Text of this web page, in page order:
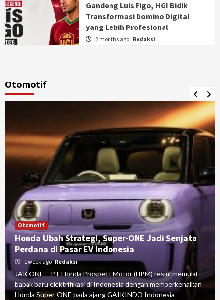
Gandeng Luis Figo, HGI Bidik
Transformasi Domino Digital
yang Lebih Profesional
2 months ago Redaksi
Otomotif
Otomotif
Honda Ubah Strategi, Super-ONE Jadi Senjata
Perdana di Pasar EV Indonesia
1 week ago Redaksi
JAK ONE – PT Honda Prospect Motor (HPM) resmi memulai
babak baru elektrifikasi di Indonesia dengan memperkenalkan
Honda Super-ONE pada ajang GAIKINDO Indonesia